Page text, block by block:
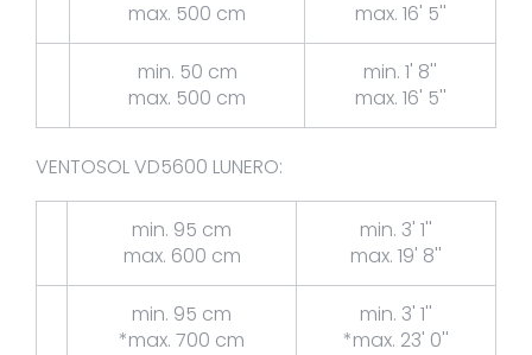
max. 500 cm
max. 16' 5''
min. 50 cm
max. 500 cm
min. 1' 8''
max. 16' 5''
VENTOSOL VD5600 LUNERO:
min. 95 cm
max. 600 cm
min. 3' 1''
max. 19' 8''
min. 95 cm
*max. 700 cm
min. 3' 1''
*max. 23' 0''